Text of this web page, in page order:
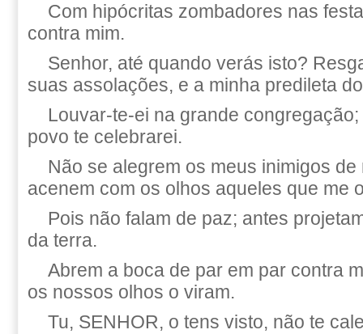
Com hipócritas zombadores nas
contra mim.
Senhor, até quando verás isto?
suas assolações, e a minha predileta
Louvar-te-ei na grande
povo te celebrarei.
Não se alegrem os meus inimigos
acenem com os olhos aqueles que me
Pois não falam de paz; antes
da terra.
Abrem a boca de par em par contra
os nossos olhos o viram.
Tu, SENHOR, o tens visto, não te